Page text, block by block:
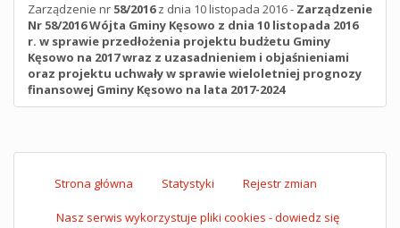
Zarządzenie nr 58/2016z dnia 10 listopada 2016 - Zarządzenie
Nr 58/2016 Wójta Gminy Kęsowo z dnia 10 listopada 2016
r. w sprawie przedłożenia projektu budżetu Gminy
Kęsowo na 2017 wraz z uzasadnieniem i objaśnieniami
oraz projektu uchwały w sprawie wieloletniej prognozy
finansowej Gminy Kęsowo na lata 2017-2024
Strona główna Statystyki Rejestr zmian
Nasz serwis wykorzystuje pliki cookies - dowiedz się